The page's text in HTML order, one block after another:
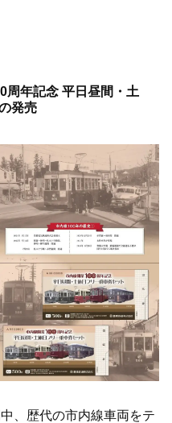
周年記念 平日昼間・土
発売
、歴代の市内線車両をテ